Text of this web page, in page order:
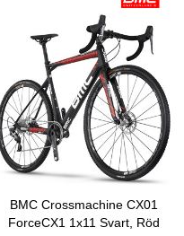
BMC Crossmachine CX01
ForceCX1 1x11 Svart, Röd